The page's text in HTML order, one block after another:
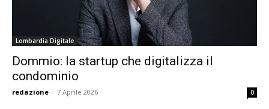
Lombardia Digitale
Dommio: la startup che digitalizza il
condominio
redazione - 7 Aprile 2026 0